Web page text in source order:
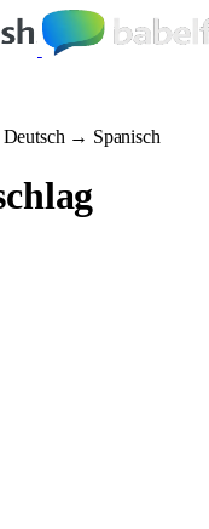
Deutsch → Spanisch